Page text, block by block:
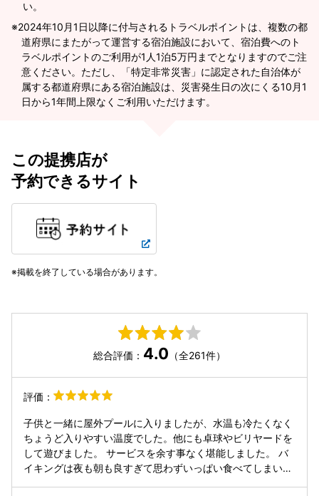
い。
2024年10月1日以降に付与されるトラベルポイントは、複数の都
道府県にまたがって運営する宿泊施設において、宿泊費へのト
ラベルポイントのご利用が1人1泊5万円までとなりますのでご注
意ください。ただし、「特定非常災害」に認定された自治体が
属する都道府県にある宿泊施設は、災害発生日の次にくる10月1
日から1年間上限なくご利用いただけます。
この提携店が
予約できるサイト
掲載を終了している場合があります。
総合評価： 4.0 （全261件）
評価：
子供と一緒に屋外プールに入りましたが、水温も冷たくなく
ちょうど入りやすい温度でした。他にも卓球やビリヤードを
して遊びました。 サービスを余す事なく堪能しました。 バ
イキングは夜も朝も良すぎて思わずいっぱい食べてしまいま